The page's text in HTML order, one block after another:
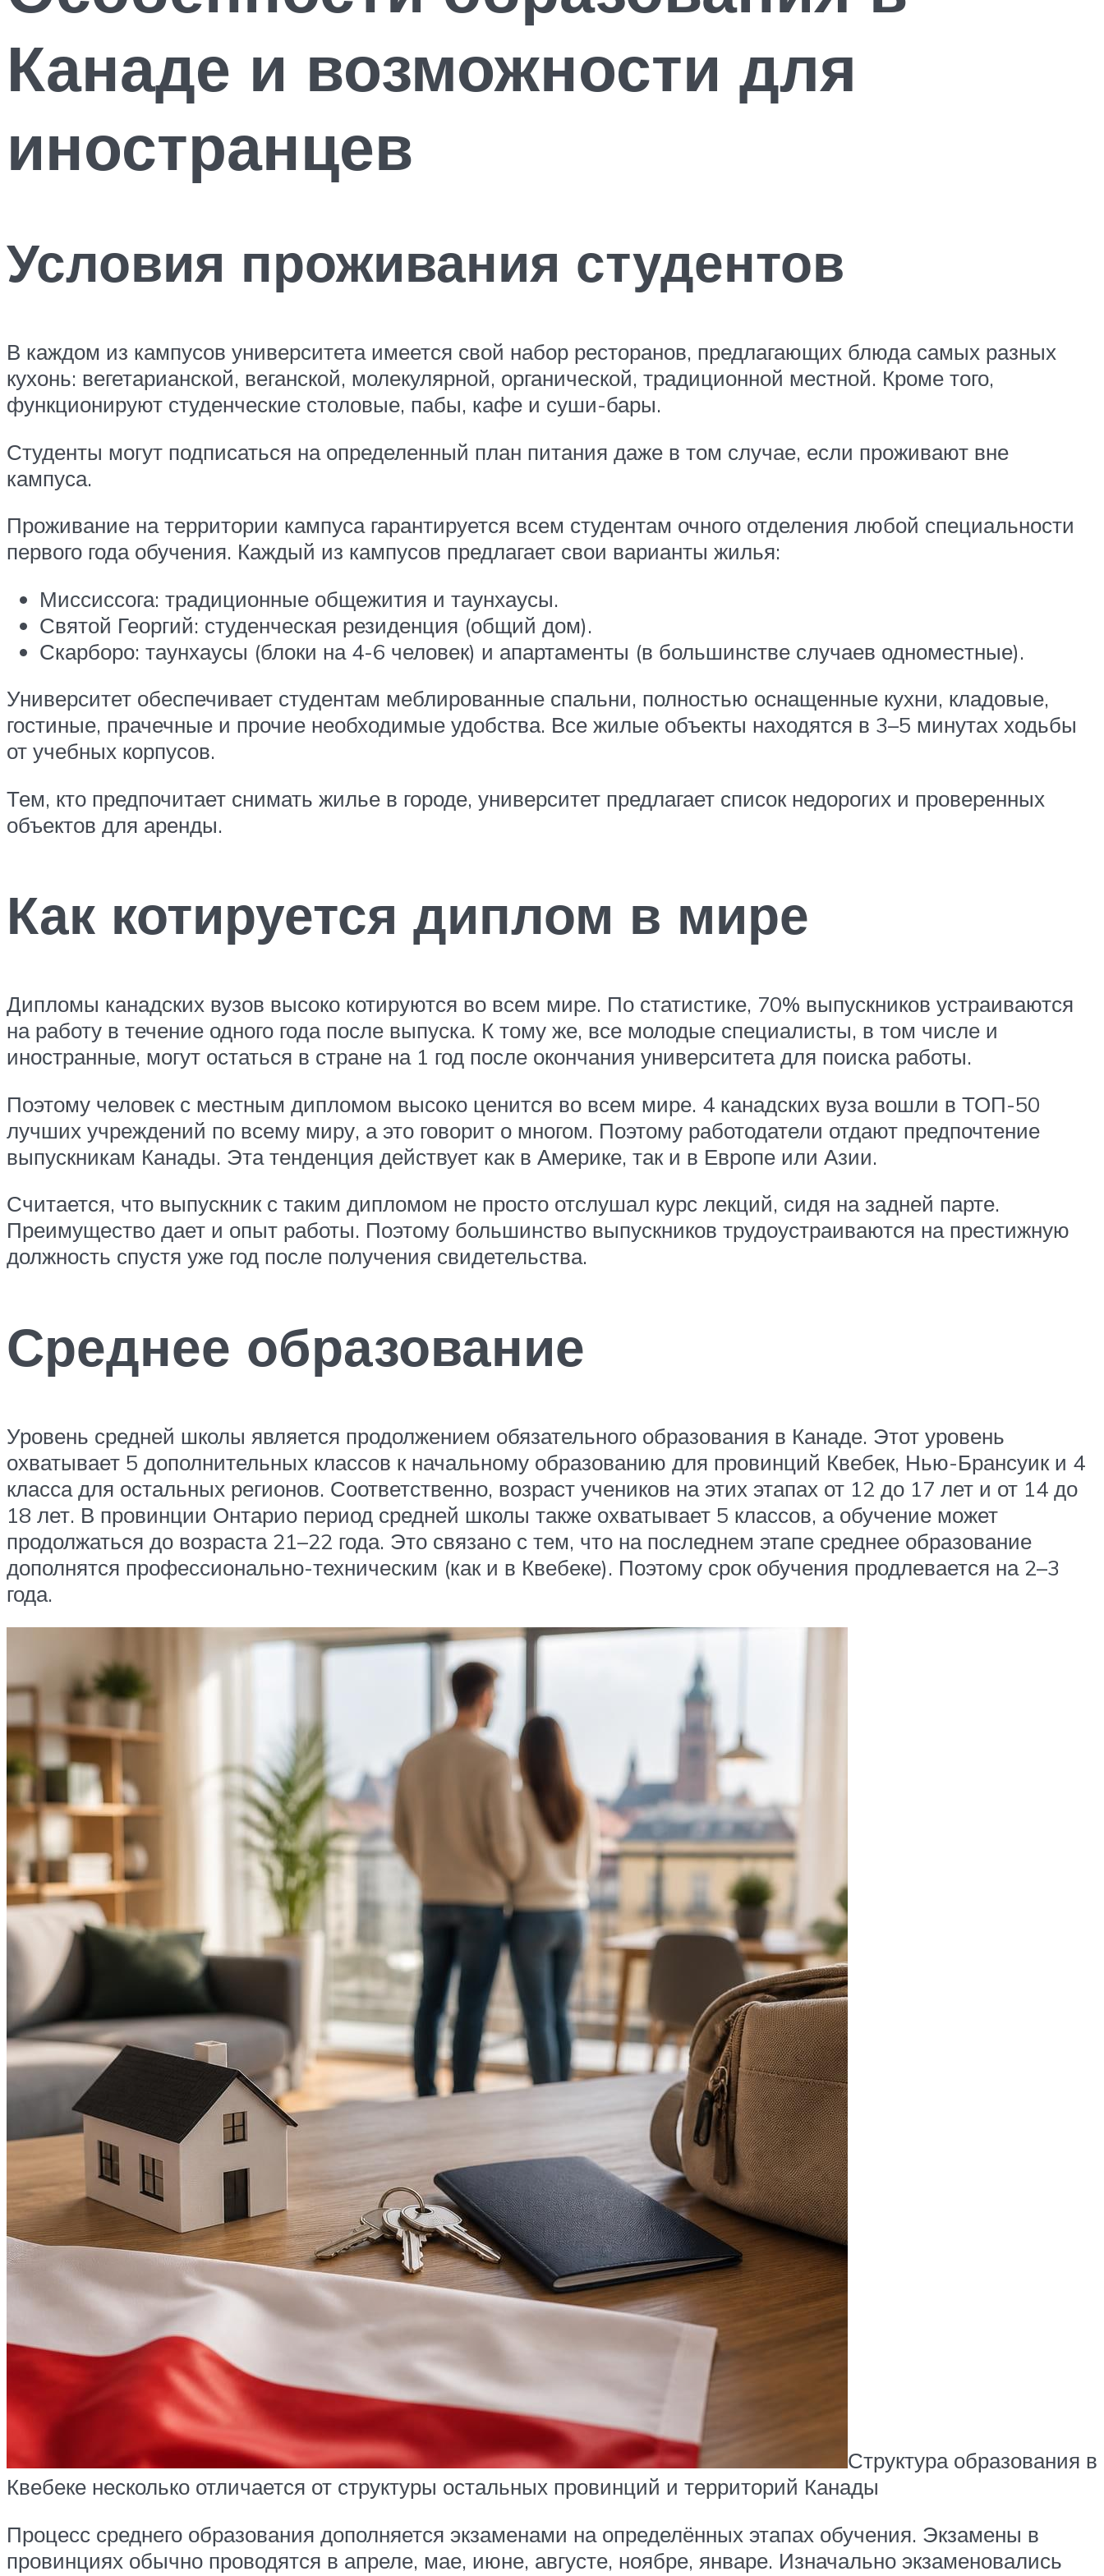
Канаде и возможности для
иностранцев
Условия проживания студентов
В каждом из кампусов университета имеется свой набор ресторанов, предлагающих блюда самых разных
кухонь: вегетарианской, веганской, молекулярной, органической, традиционной местной. Кроме того,
функционируют студенческие столовые, пабы, кафе и суши-бары.
Студенты могут подписаться на определенный план питания даже в том случае, если проживают вне
кампуса.
Проживание на территории кампуса гарантируется всем студентам очного отделения любой специальности
первого года обучения. Каждый из кампусов предлагает свои варианты жилья:
Миссиссога: традиционные общежития и таунхаусы.
Святой Георгий: студенческая резиденция (общий дом).
Скарборо: таунхаусы (блоки на 4-6 человек) и апартаменты (в большинстве случаев одноместные).
Университет обеспечивает студентам меблированные спальни, полностью оснащенные кухни, кладовые,
гостиные, прачечные и прочие необходимые удобства. Все жилые объекты находятся в 3–5 минутах ходьбы
от учебных корпусов.
Тем, кто предпочитает снимать жилье в городе, университет предлагает список недорогих и проверенных
объектов для аренды.
Как котируется диплом в мире
Дипломы канадских вузов высоко котируются во всем мире. По статистике, 70% выпускников устраиваются
на работу в течение одного года после выпуска. К тому же, все молодые специалисты, в том числе и
иностранные, могут остаться в стране на 1 год после окончания университета для поиска работы.
Поэтому человек с местным дипломом высоко ценится во всем мире. 4 канадских вуза вошли в ТОП-50
лучших учреждений по всему миру, а это говорит о многом. Поэтому работодатели отдают предпочтение
выпускникам Канады. Эта тенденция действует как в Америке, так и в Европе или Азии.
Считается, что выпускник с таким дипломом не просто отслушал курс лекций, сидя на задней парте.
Преимущество дает и опыт работы. Поэтому большинство выпускников трудоустраиваются на престижную
должность спустя уже год после получения свидетельства.
Среднее образование
Уровень средней школы является продолжением обязательного образования в Канаде. Этот уровень
охватывает 5 дополнительных классов к начальному образованию для провинций Квебек, Нью-Брансуик и 4
класса для остальных регионов. Соответственно, возраст учеников на этих этапах от 12 до 17 лет и от 14 до
18 лет. В провинции Онтарио период средней школы также охватывает 5 классов, а обучение может
продолжаться до возраста 21–22 года. Это связано с тем, что на последнем этапе среднее образование
дополнятся профессионально-техническим (как и в Квебеке). Поэтому срок обучения продлевается на 2–3
года.
Структура образования в
Квебеке несколько отличается от структуры остальных провинций и территорий Канады
Процесс среднего образования дополняется экзаменами на определённых этапах обучения. Экзамены в
провинциях обычно проводятся в апреле, мае, июне, августе, ноябре, январе. Изначально экзаменовались